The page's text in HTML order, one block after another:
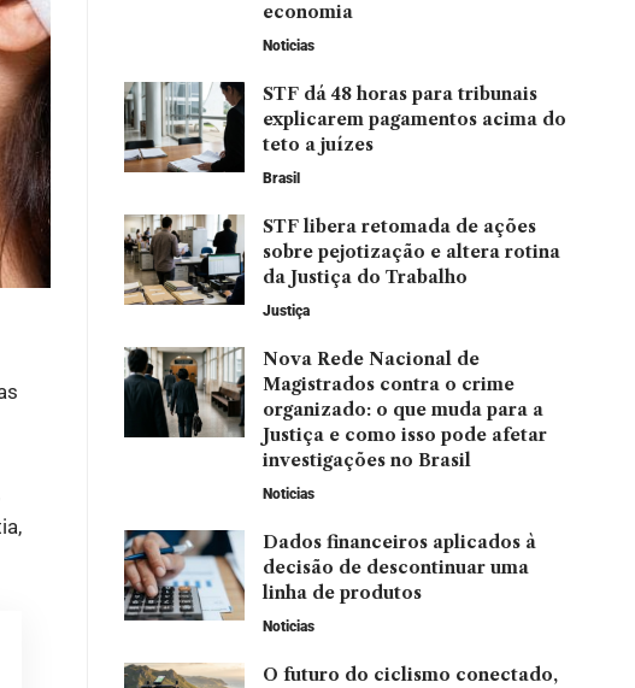
economia
Noticias
STF dá 48 horas para tribunais
explicarem pagamentos acima do
teto a juízes
Brasil
STF libera retomada de ações
sobre pejotização e altera rotina
da Justiça do Trabalho
Justiça
Nova Rede Nacional de
Magistrados contra o crime
organizado: o que muda para a
Justiça e como isso pode afetar
investigações no Brasil
Noticias
Dados financeiros aplicados à
decisão de descontinuar uma
linha de produtos
Noticias
O futuro do ciclismo conectado,